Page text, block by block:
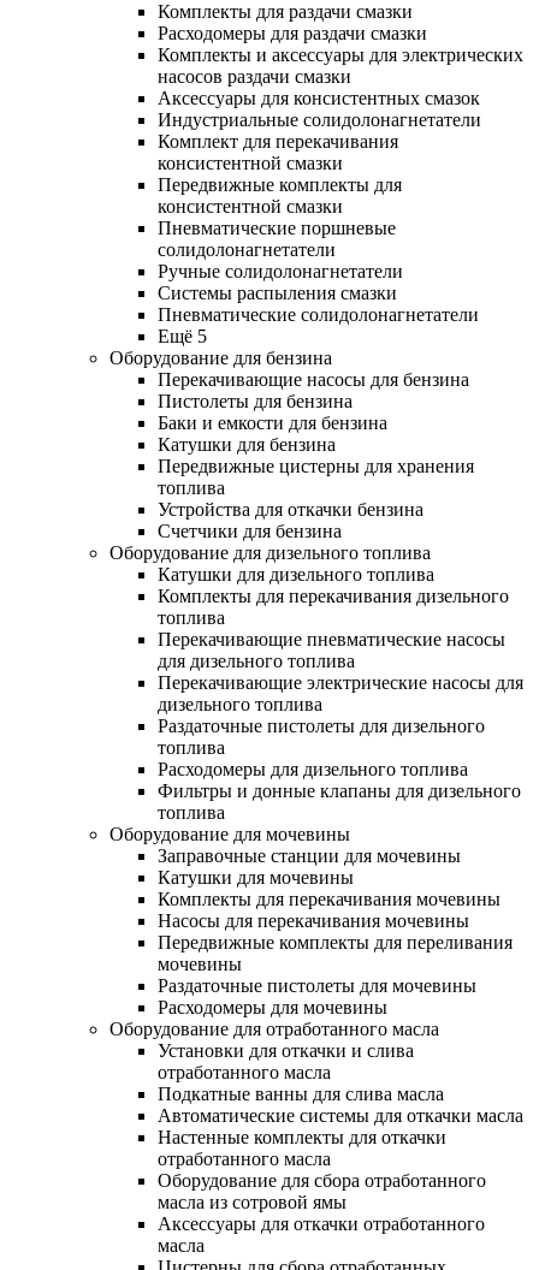
Комплекты для раздачи смазки
Расходомеры для раздачи смазки
Комплекты и аксессуары для электрических
насосов раздачи смазки
Аксессуары для консистентных смазок
Индустриальные солидолонагнетатели
Комплект для перекачивания
консистентной смазки
Передвижные комплекты для
консистентной смазки
Пневматические поршневые
солидолонагнетатели
Ручные солидолонагнетатели
Системы распыления смазки
Пневматические солидолонагнетатели
Ещё 5
Оборудование для бензина
Перекачивающие насосы для бензина
Пистолеты для бензина
Баки и емкости для бензина
Катушки для бензина
Передвижные цистерны для хранения
топлива
Устройства для откачки бензина
Счетчики для бензина
Оборудование для дизельного топлива
Катушки для дизельного топлива
Комплекты для перекачивания дизельного
топлива
Перекачивающие пневматические насосы
для дизельного топлива
Перекачивающие электрические насосы для
дизельного топлива
Раздаточные пистолеты для дизельного
топлива
Расходомеры для дизельного топлива
Фильтры и донные клапаны для дизельного
топлива
Оборудование для мочевины
Заправочные станции для мочевины
Катушки для мочевины
Комплекты для перекачивания мочевины
Насосы для перекачивания мочевины
Передвижные комплекты для переливания
мочевины
Раздаточные пистолеты для мочевины
Расходомеры для мочевины
Оборудование для отработанного масла
Установки для откачки и слива
отработанного масла
Подкатные ванны для слива масла
Автоматические системы для откачки масла
Настенные комплекты для откачки
отработанного масла
Оборудование для сбора отработанного
масла из сотровой ямы
Аксессуары для откачки отработанного
масла